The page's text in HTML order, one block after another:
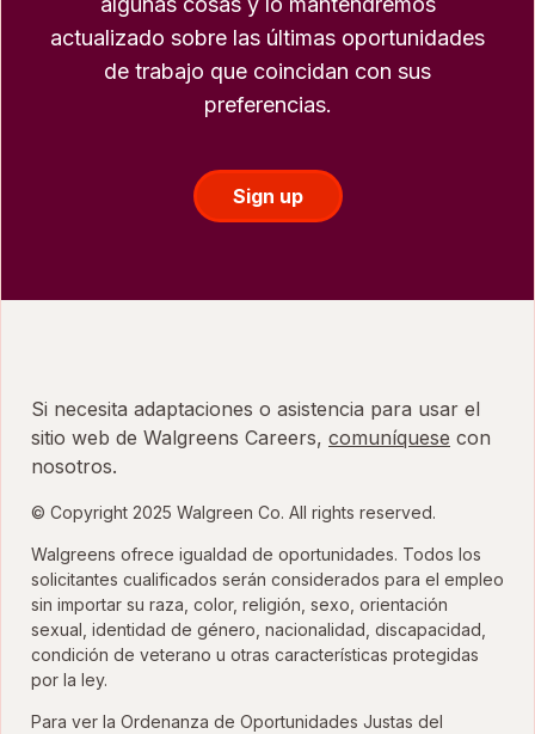
actualizado sobre las últimas oportunidades
de trabajo que coincidan con sus
preferencias.
Sign up
Si necesita adaptaciones o asistencia para usar el
sitio web de Walgreens Careers, comuníquese con
nosotros.
© Copyright 2025 Walgreen Co. All rights reserved.
Walgreens ofrece igualdad de oportunidades. Todos los
solicitantes cualificados serán considerados para el empleo
sin importar su raza, color, religión, sexo, orientación
sexual, identidad de género, nacionalidad, discapacidad,
condición de veterano u otras características protegidas
por la ley.
Para ver la Ordenanza de Oportunidades Justas del